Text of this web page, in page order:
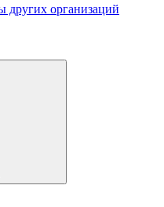
других организаций